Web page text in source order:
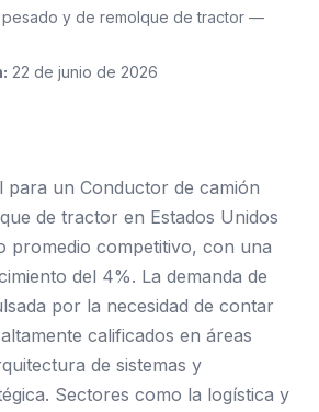
y de remolque de tractor —
22 de junio de 2026
para un Conductor de camión
de tractor en Estados Unidos
promedio competitivo, con una
del 4%. La demanda de
por la necesidad de contar
calificados en áreas
de sistemas y
Sectores como la logística y